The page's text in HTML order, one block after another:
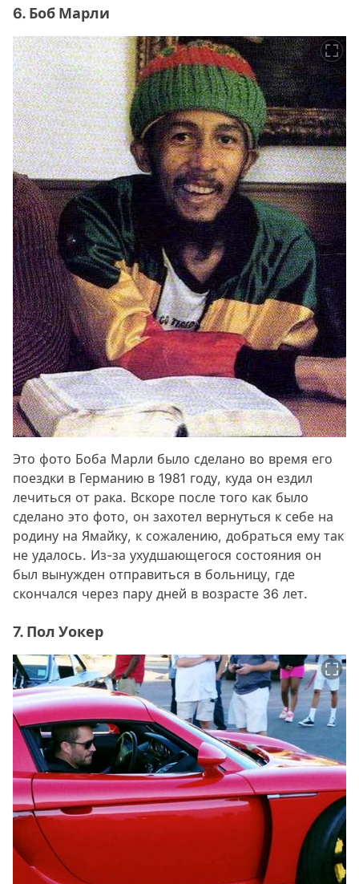
6. Боб Марли
Это фото Боба Марли было сделано во время его
поездки в Германию в 1981 году, куда он ездил
лечиться от рака. Вскоре после того как было
сделано это фото, он захотел вернуться к себе на
родину на Ямайку, к сожалению, добраться ему так
не удалось. Из-за ухудшающегося состояния он
был вынужден отправиться в больницу, где
скончался через пару дней в возрасте 36 лет.
7. Пол Уокер